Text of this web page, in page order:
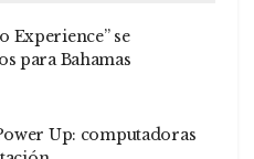
Experience” se
para Bahamas
Up: computadoras